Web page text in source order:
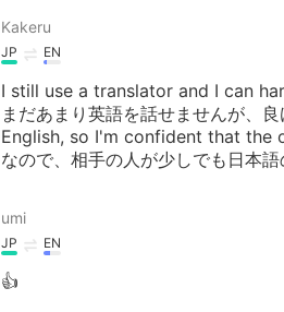
Kakeru
JP EN
I still use a translator and I can
まだあまり英語を話せませんが、
English, so I'm confident that the
なので、相手の人が少しでも日本
umi
JP EN
👍